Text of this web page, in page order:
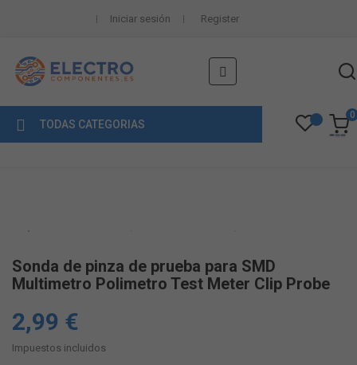
Iniciar sesión Register
Navegación
de
palanca
☰
TODAS CATEGORIAS
0
Sonda de pinza de prueba para SMD
Multimetro Polimetro Test Meter Clip Probe
2,99 €
Impuestos incluidos